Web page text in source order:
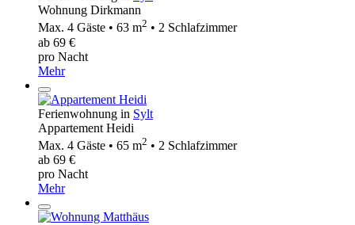
Wohnung Dirkmann
Max. 4 Gäste • 63 m2 • 2 Schlafzimmer
ab 69 €
pro Nacht
Mehr
Ferienwohnung in Sylt
Appartement Heidi
Max. 4 Gäste • 65 m2 • 2 Schlafzimmer
ab 69 €
pro Nacht
Mehr